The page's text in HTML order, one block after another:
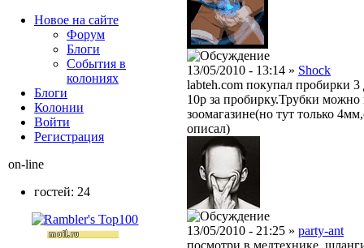
13/05/2010 - 13:14 » Shock
labteh.com покупал пробирки 3
10р за пробирку.Трубки
зоомагазине(но тут только
описал)
13/05/2010 - 21:25 » party-ant
Новое на сайте
Форум
Блоги
События в
колониях
Блоги
Колонии
Войти
Peгиcтpaция
on-line
гостей: 24